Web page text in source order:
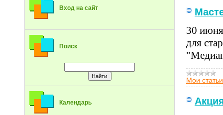
Вход на сайт
Поиск
Календарь
30
для
Мои статьи